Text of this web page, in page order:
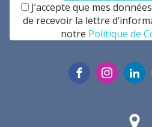
J’accepte que mes
de recevoir la lettre
notre Politique de